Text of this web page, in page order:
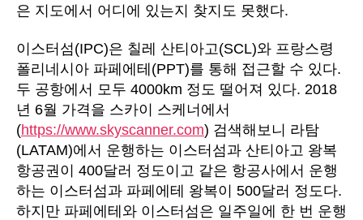
은 지도에서 어디에 있는지 찾지도 못했다.
이스터섬(IPC)은 칠레 산티아고(SCL)와 프랑스령
폴리네시아 파페에테 (PPT)를 통해 접근할 수 있다.
두 공항에서 모두 4000km 정도 떨어져 있다. 2018
년 6월 가격을 스카이
스케너에서
(https://www.skyscanner.com) 검색해보니 라탐
(LATAM)에서 운행하는 이스터섬과 산티아고 왕복
항공권이
400달러 정도이고 같은 항공사에서 운행
하는 이스터섬과 파페에테 왕복이 500달러 정도다.
하지만 파페에테와 이스터섬은 일주일에 한 번 운행